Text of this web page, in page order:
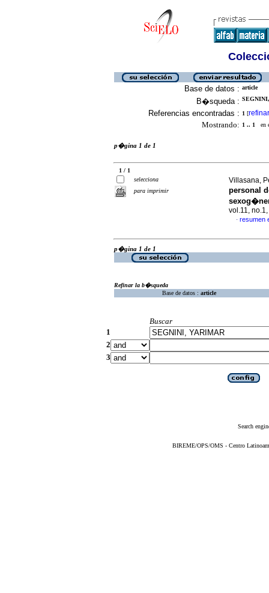
Base de datos : article
B�squeda :
Referencias encontradas : 1 [refinar
Mostrando: 1 .. 1 en
p�gina 1 de 1
1 / 1
selecciona
para imprimir
Villasana,
personal
vol.11,
· resumen
p�gina 1 de 1
Refinar la b�squeda
Base de datos : article
Buscar
1
2
3
Search
BIREME/OPS/OMS - Centro